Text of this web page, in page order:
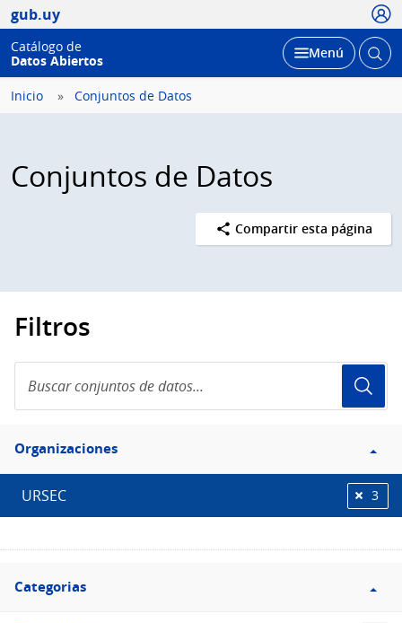
gub.uy
Catálogo de
Datos Abiertos
Desplegar
Menú Abrir
Inicio Conjuntos de Datos
Conjuntos de Datos
Compartir esta página
Filtros
conjuntos
de
Filtro
Organizaciones
Organizaciones
URSEC 3
Filtro
Categorias
Categorias